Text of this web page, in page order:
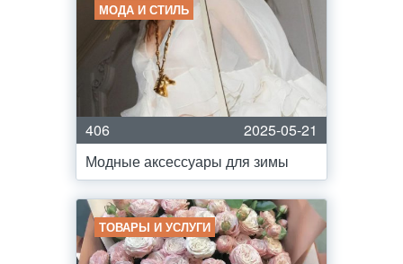
МОДА И СТИЛЬ
406
2025-05-21
Модные аксессуары для зимы
ТОВАРЫ И УСЛУГИ